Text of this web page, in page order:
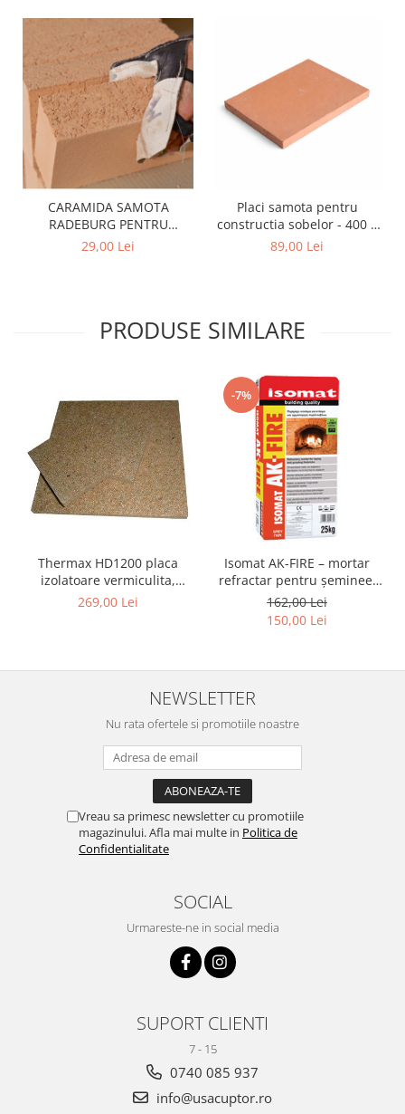
CARAMIDA SAMOTA
RADEBURG PENTRU
CONSTRUCTIA SOBELOR
29,00 Lei
Placi samota pentru
constructia sobelor - 400 x
300 x 30 mm
89,00 Lei
PRODUSE SIMILARE
Thermax HD1200 placa
izolatoare vermiculita,
pentru focare, 500X610X30
269,00 Lei
-7%
Isomat AK-FIRE – mortar
refractar pentru șeminee,
grătare și cuptoare – sac 25
kg
162,00 Lei
150,00 Lei
NEWSLETTER
Nu rata ofertele si promotiile noastre
Vreau sa primesc newsletter cu promotiile
magazinului. Afla mai multe in Politica de
Confidentialitate
SOCIAL
Urmareste-ne in social media
SUPORT CLIENTI
7 - 15
0740 085 937
info@usacuptor.ro